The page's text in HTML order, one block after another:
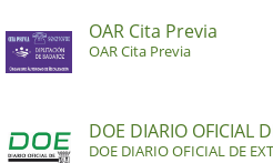
OAR Cita Previa
OAR Cita Previa
DOE DIARIO OFICIAL
DOE DIARIO OFICIAL DE